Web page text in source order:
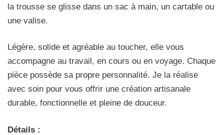
la trousse se glisse dans un sac à main, un cartable ou
une valise.
Légère, solide et agréable au toucher, elle vous
accompagne au travail, en cours ou en voyage. Chaque
pièce possède sa propre personnalité. Je la réalise
avec soin pour vous offrir une création artisanale
durable, fonctionnelle et pleine de douceur.
Détails :